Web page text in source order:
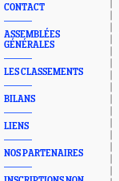
CONTACT
ASSEMBLÉES
GÉNÉRALES
LES CLASSEMENTS
BILANS
LIENS
NOS PARTENAIRES